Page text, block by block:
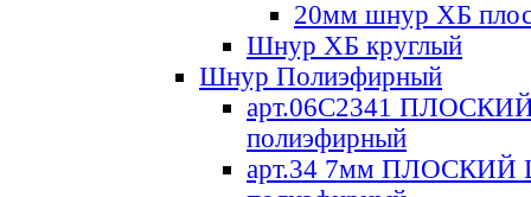
20мм шнур ХБ
Шнур ХБ круглый
Шнур Полиэфирный
арт.06С2341
полиэфирный
арт.34 7мм ПЛОСКИЙ